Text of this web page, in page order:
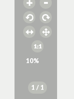
10%
1 / 1